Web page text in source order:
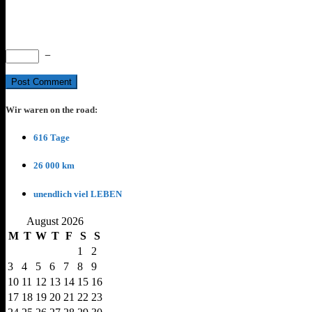
−
Wir waren on the road:
616 Tage
26 000 km
unendlich viel LEBEN
August 2026
M T W T F S
S
1
2
3
4 5 6 7 8
9
10 11 12 13 14 15 16
17 18 19 20 21 22 23